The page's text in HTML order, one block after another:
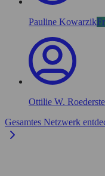
Pauline Kowarzik
Ottilie W.
Gesamtes Netzwerk